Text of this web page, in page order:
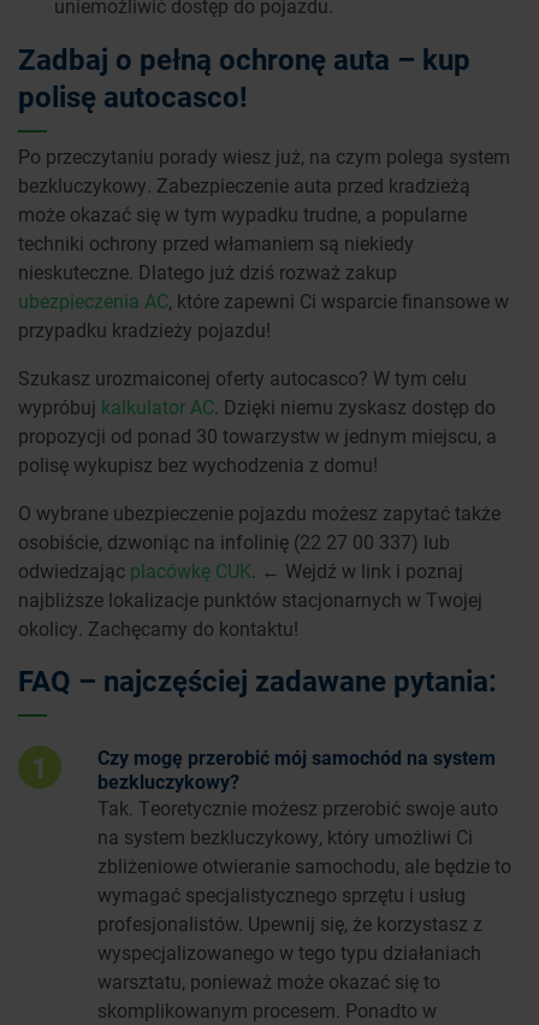
uniemożliwić dostęp do pojazdu.
Zadbaj o pełną ochronę auta – kup
polisę autocasco!
Po przeczytaniu porady wiesz już, na czym polega system
bezkluczykowy. Zabezpieczenie auta przed kradzieżą
może okazać się w tym wypadku trudne, a popularne
techniki ochrony przed włamaniem są niekiedy
nieskuteczne. Dlatego już dziś rozważ zakup
ubezpieczenia AC, które zapewni Ci wsparcie finansowe w
przypadku kradzieży pojazdu!
Szukasz urozmaiconej oferty autocasco? W tym celu
wypróbuj kalkulator AC. Dzięki niemu zyskasz dostęp do
propozycji od ponad 30 towarzystw w jednym miejscu, a
polisę wykupisz bez wychodzenia z domu!
O wybrane ubezpieczenie pojazdu możesz zapytać także
osobiście, dzwoniąc na infolinię (22 27 00 337) lub
odwiedzając placówkę CUK. ← Wejdź w link i poznaj
najbliższe lokalizacje punktów stacjonarnych w Twojej
okolicy. Zachęcamy do kontaktu!
FAQ – najczęściej zadawane pytania:
1
Czy mogę przerobić mój samochód na system
bezkluczykowy?
Tak. Teoretycznie możesz przerobić swoje auto
na system bezkluczykowy, który umożliwi Ci
zbliżeniowe otwieranie samochodu, ale będzie to
wymagać specjalistycznego sprzętu i usług
profesjonalistów. Upewnij się, że korzystasz z
wyspecjalizowanego w tego typu działaniach
warsztatu, ponieważ może okazać się to
skomplikowanym procesem. Ponadto w